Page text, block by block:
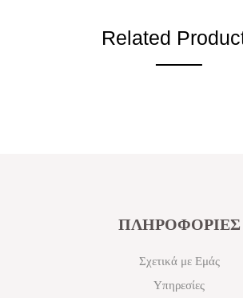
Related
ΠΛΗΡΟΦΟΡΙΕΣ
Σχετικά με Εμάς
Υπηρεσίες